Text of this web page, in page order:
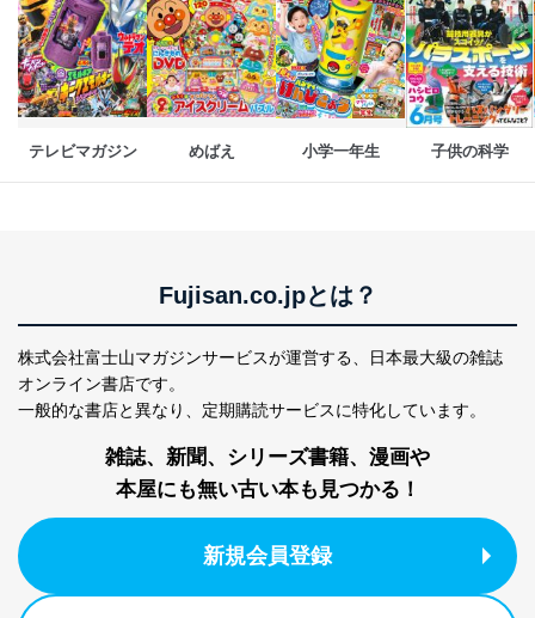
1
当社の定期購読サ
ービス等をご利用
の方の個人情報
ｅメール等による商品、サービ
ス、キャンペーン等の広告の案内
のため
個人が特定できない形で取得した
閲覧履歴や購買履歴等の情報を分
応じた新商品・サービスに関する
Aサービス利用者
の確認のため
ｅメール等によるカスタマーQ＆A
ため
ス、キャンペーン等の広告に関す
るご案内のため
採用応募者の方の
個人情報
採用選考、ご連絡のため
当社の従業者の個
人情報
人事、総務などの雇用管理等のた
め
6
パートナー（提携
企業）からの委託
購入商品配送のため
提携企業及びお客様がご購入され
テレビマガジン めばえ 小学一年生 子供の科学
Fujisan.co.jpとは？
株式会社富士山マガジンサービスが運営する、
日本最大級の雑誌
オンライン書店です。
一般的な書店と異なり、 定期購読サービスに特化しています。
雑誌、新聞、シリーズ書籍、漫画や
本屋にも無い古い本も見つかる！
新規会員登録